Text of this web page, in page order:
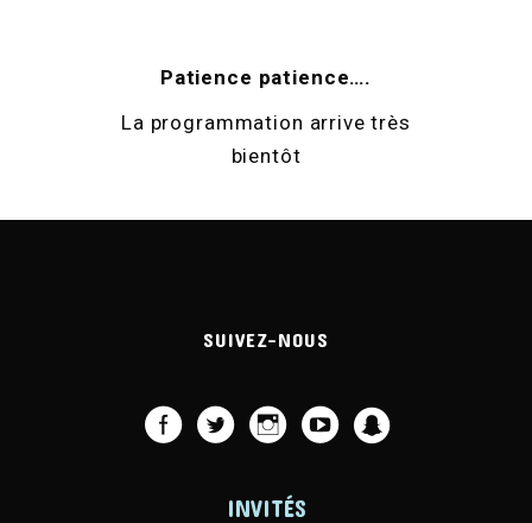
Patience patience….
La programmation arrive très
bientôt
SUIVEZ-NOUS
INVITÉS